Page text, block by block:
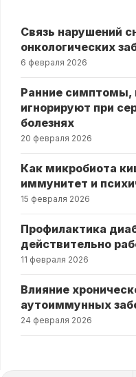
Связь нарушений
онкологических
6 февраля 2026
Ранние симптомы,
игнорируют при
болезнях
20 февраля 2026
Как микробиота
иммунитет и
15 февраля 2026
Профилактика
действительно
11 февраля 2026
Влияние
аутоиммунных
24 февраля 2026